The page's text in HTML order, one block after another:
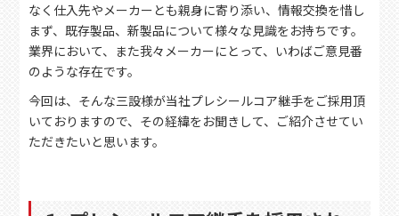
なく仕入先やメーカーとも親身に寄り添い、情報交換を惜し
まず、既存製品、新製品について様々な見識をお持ちです。
業界において、また我々メーカーにとって、いわばご意見番
のような存在です。
今回は、そんな三設様が当社プレシールコア継手をご採用頂
いておりますので、その経緯をお聞きして、ご紹介させてい
ただきたいと思います。